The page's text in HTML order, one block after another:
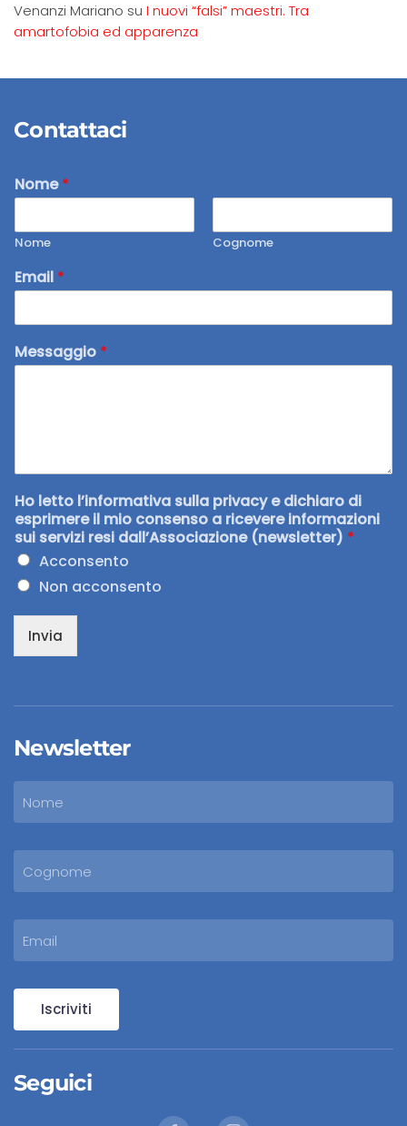
Venanzi Mariano su I nuovi “falsi” maestri. Tra
amartofobia ed apparenza
Contattaci
Nome*
Nome Cognome
Email *
Messaggio *
Ho letto l’informativa sulla privacy e dichiaro di
esprimere il mio consenso a ricevere informazioni
sui servizi resi dall’Associazione (newsletter) *
Acconsento
Non acconsento
Invia
Newsletter
Iscriviti
Seguici